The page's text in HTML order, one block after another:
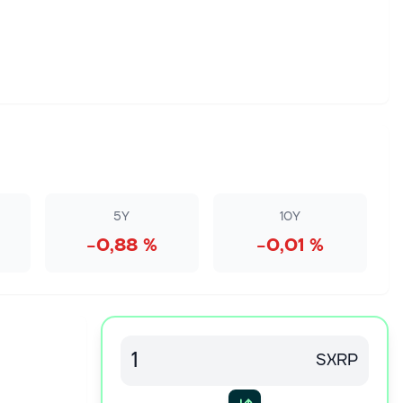
5Y
−0,88 %
10Y
−0,01 %
SXRP